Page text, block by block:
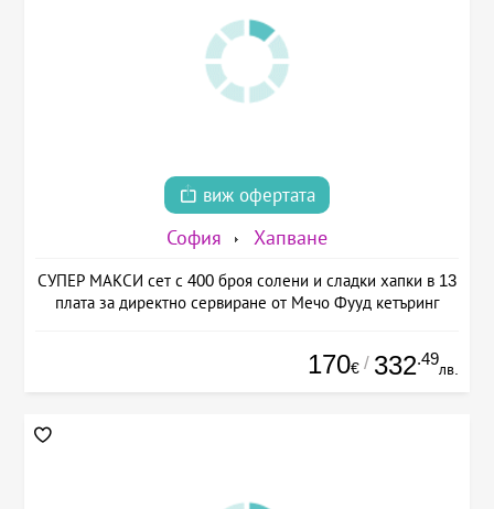
виж офертата
София Хапване
СУПЕР МАКСИ сет с 400 броя солени и сладки хапки в 13
плата за директно сервиране от Мечо Фууд кетъринг
170€ / 332.49
лв.